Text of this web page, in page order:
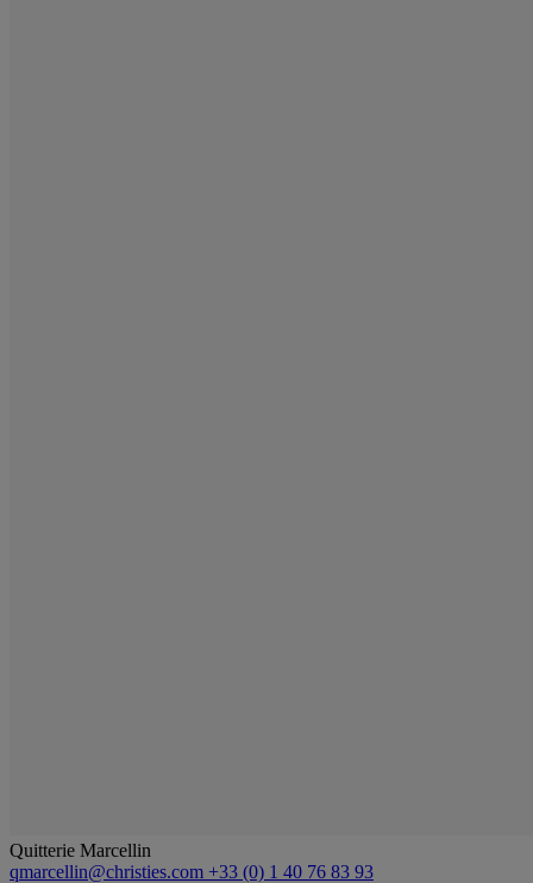
Quitterie Marcellin
qmarcellin@christies.com +33 (0) 1 40 76 83 93